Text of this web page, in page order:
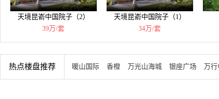
天境昆嵛中国院子（2）
39万/套
天境昆嵛中国院子（1）
34万/套
热点楼盘推荐 暖山国际 香橙 万光山海城 银座广场 万